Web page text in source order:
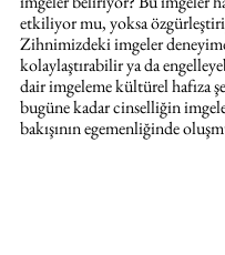
etkiliyor mu, yoksa
Zihnimizdeki imgeler
kolaylaştırabilir ya da
dair imgeleme kültürel hafıza
bugüne kadar cinselliğin
bakışının egemenliğinde